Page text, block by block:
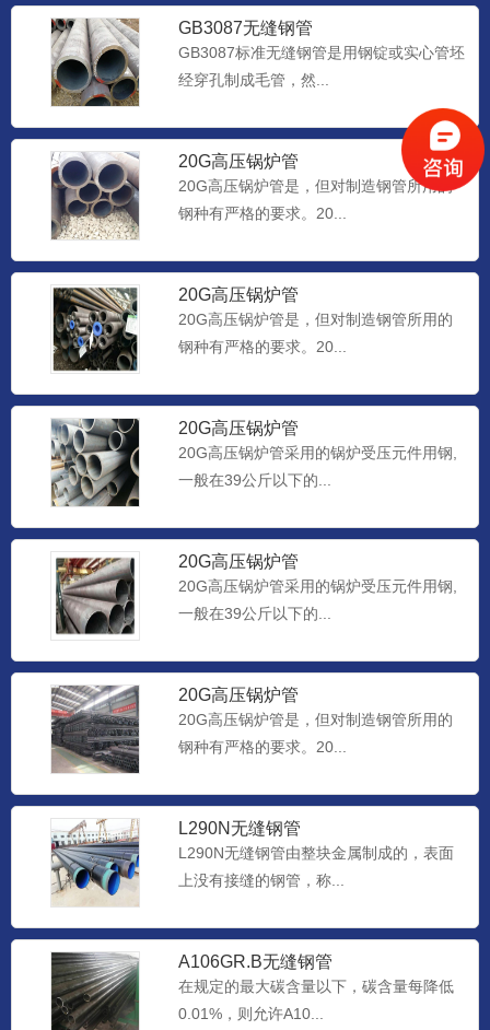
GB3087无缝钢管
GB3087标准无缝钢管是用钢锭或实心管坯
经穿孔制成毛管，然...
20G高压锅炉管
20G高压锅炉管是，但对制造钢管所用的
钢种有严格的要求。20...
20G高压锅炉管
20G高压锅炉管是，但对制造钢管所用的
钢种有严格的要求。20...
20G高压锅炉管
20G高压锅炉管采用的锅炉受压元件用钢,
一般在39公斤以下的...
20G高压锅炉管
20G高压锅炉管采用的锅炉受压元件用钢,
一般在39公斤以下的...
20G高压锅炉管
20G高压锅炉管是，但对制造钢管所用的
钢种有严格的要求。20...
L290N无缝钢管
L290N无缝钢管由整块金属制成的，表面
上没有接缝的钢管，称...
A106GR.B无缝钢管
在规定的最大碳含量以下，碳含量每降低
0.01%，则允许A10...